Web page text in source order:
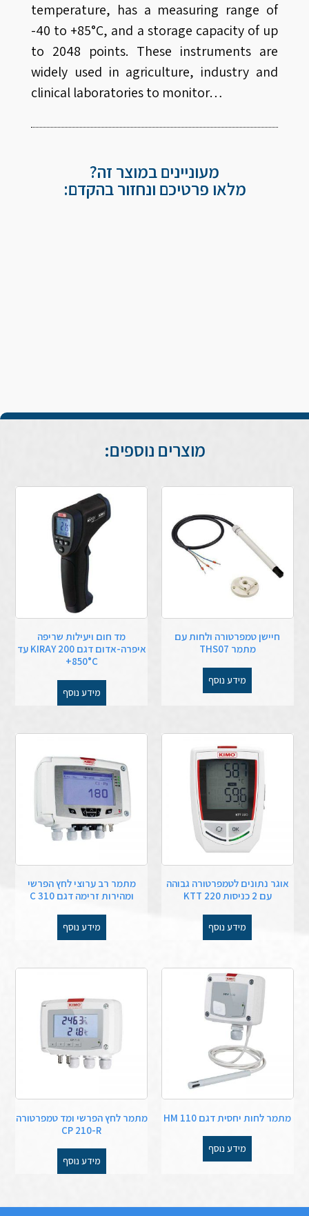
temperature, has a measuring range of
-40 to +85°C, and a storage capacity of up
to 2048 points. These instruments are
widely used in agriculture, industry and
clinical laboratories to monitor…
מעוניינים במוצר זה?
מלאו פרטיכם ונחזור בהקדם:
מוצרים נוספים:
חיישן טמפרטורה ולחות עם
מתמר THS07
מידע נוסף
מד חום ויעילות שריפה
איפרה-אדום דגם KIRAY 200 עד
850°C+
מידע נוסף
אוגר נתונים לטמפרטורה גבוהה
עם 2 כניסות KTT 220
מידע נוסף
מתמר רב ערוצי לחץ הפרשי
ומהירות זרימה דגם C 310
מידע נוסף
מתמר לחות יחסית דגם HM 110
מידע נוסף
מתמר לחץ הפרשי ומד טמפרטורה
CP 210-R
מידע נוסף